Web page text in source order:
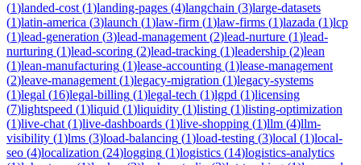
(1)landed-cost (1)landing-pages (4)langchain (3)large-datasets
(1)latin-america (3)launch (1)law-firm (1)law-firms (1)lazada (1)lcp
(1)lead-generation (3)lead-management (2)lead-nurture (1)lead-
nurturing (1)lead-scoring (2)lead-tracking (1)leadership (2)lean
(1)lean-manufacturing (1)lease-accounting (1)lease-management
(2)leave-management (1)legacy-migration (1)legacy-systems
(1)legal (16)legal-billing (1)legal-tech (1)lgpd (1)licensing
(7)lightspeed (1)liquid (1)liquidity (1)listing (1)listing-optimization
(1)live-chat (1)live-dashboards (1)live-shopping (1)llm (4)llm-
visibility (1)lms (3)load-balancing (1)load-testing (3)local (1)local-
seo (4)localization (24)logging (1)logistics (14)logistics-analytics